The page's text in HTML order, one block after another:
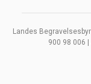
Landes
900 98 006